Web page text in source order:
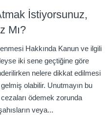
İstiyorsunuz,
Mı?
Hakkında Kanun ve ilgili
iki sene geçtiğine göre
nelere dikkat edilmesi
olabilir. Unutmayın bu
ödemek zorunda
veya...